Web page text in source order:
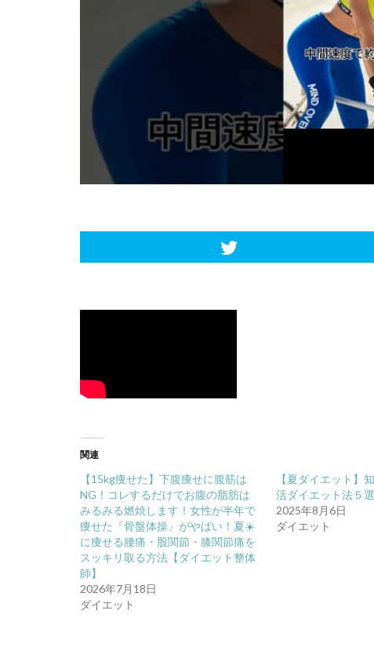
関連
【15kg痩せた】下腹痩せに腹筋は
NG！コレするだけでお腹の脂肪は
みるみる燃焼します！女性が半年で
痩せた『骨盤体操』がやばい！夏☀️
に痩せる腰痛・股関節・膝関節痛を
スッキリ取る方法【ダイエット整体
師】
2026年7月18日
ダイエット
【夏ダイエット】
活ダイエット法５選
2025年8月6日
ダイエット